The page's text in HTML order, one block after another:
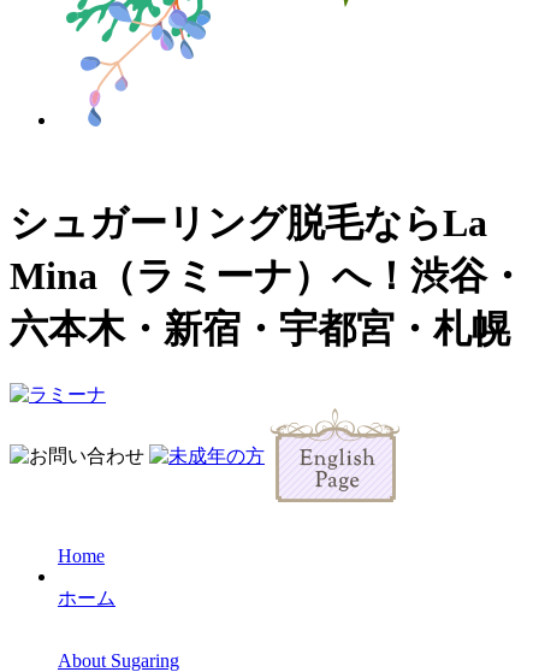
シュガーリング脱毛ならLa
Mina（ラミーナ）へ！渋谷・
六本木・新宿・宇都宮・札幌
Home
ホーム
About Sugaring